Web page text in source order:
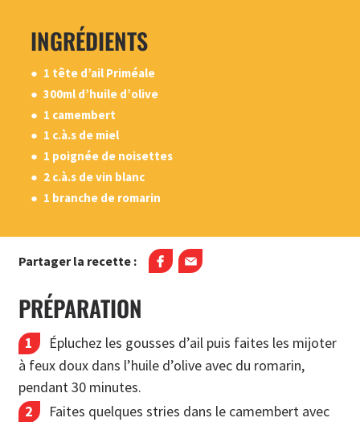
INGRÉDIENTS
1 tête d’ail Priméale
300ml d’huile d’olive
1 camembert
1 c.à.s de miel
1 poignée de noisettes
2 c.à.s de vin blanc
1 branche de romarin
Partager la recette :
PRÉPARATION
Épluchez les gousses d’ail puis faites les mijoter
à feux doux dans l’huile d’olive avec du romarin,
pendant 30 minutes.
Faites quelques stries dans le camembert avec